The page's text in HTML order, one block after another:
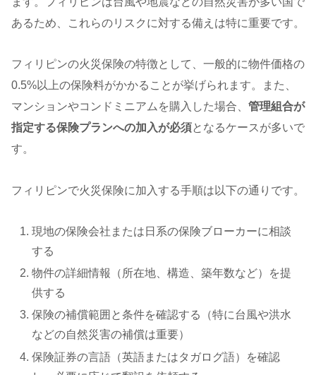
あるため、これらのリスクに対する備えは特に重要です。
フィリピンの火災保険の特徴として、一般的に物件価格の
0.5%以上の保険料がかかることが挙げられます。また、
マンションやコンドミニアムを購入した場合、 管理組合が
指定する保険プランへの加入が必須 となるケースが多いで
す。
フィリピンで火災保険に加入する手順は以下の通りです。
現地の保険会社または日系の保険ブローカーに相談
する
物件の詳細情報（所在地、構造、築年数など）を提
供する
保険の補償範囲と条件を確認する（特に台風や洪水
などの自然災害の補償は重要）
保険証券の言語（英語またはタガログ語）を確認